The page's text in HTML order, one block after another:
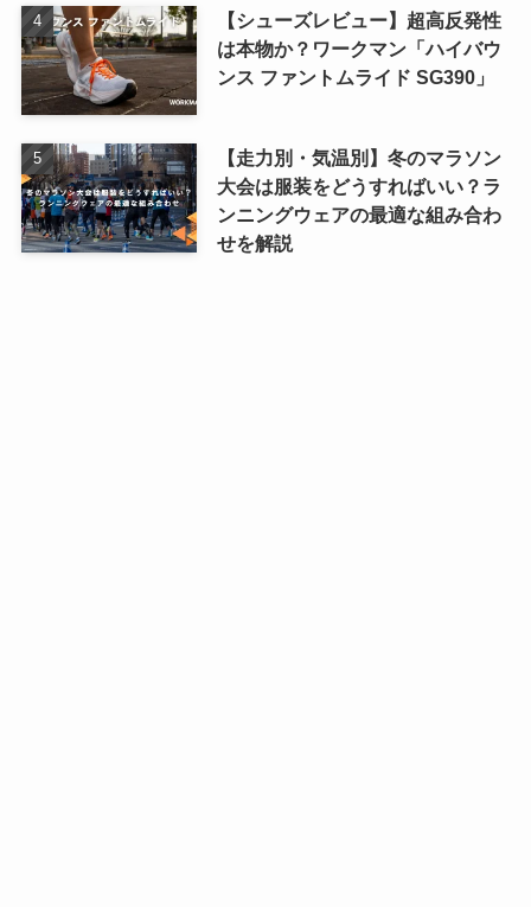
【シューズレビュー】超高反発性
は本物か？ワークマン「ハイバウ
ンス ファントムライド SG390」
【走力別・気温別】冬のマラソン
大会は服装をどうすればいい？ラ
ンニングウェアの最適な組み合わ
せを解説